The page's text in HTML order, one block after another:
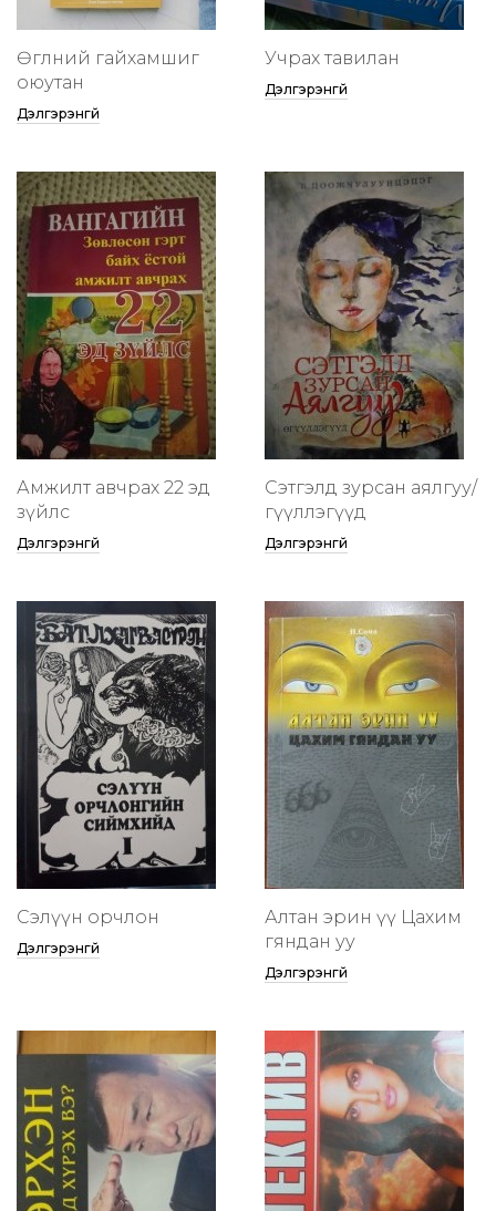
Өглөөний гайхамшиг
оюутан
Дэлгэрэнгүй
Учрах тавилан
Дэлгэрэнгүй
Амжилт авчрах 22 эд
зүйлс
Дэлгэрэнгүй
Сэтгэлд зурсан аялгуу/
өгүүллэгүүд
Дэлгэрэнгүй
Сэлүүн орчлон
Дэлгэрэнгүй
Алтан эрин үү Цахим
гяндан уу
Дэлгэрэнгүй